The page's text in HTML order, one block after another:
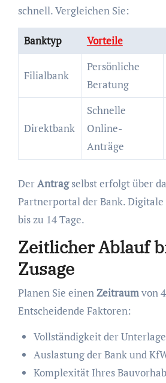
schnell. Vergleichen Sie:
Banktyp Vorteile
Filialbank
Persönliche
Beratung
Direktbank
Schnelle
Online-
Anträge
DerAntragselbst erfolgt über
Partnerportal der Bank.
bis zu 14 Tage.
Zeitlicher Ablauf
Zusage
Planen Sie einenZeitraumvon
Entscheidende Faktoren:
Vollständigkeit der
Auslastung der Bank und
Komplexität Ihres